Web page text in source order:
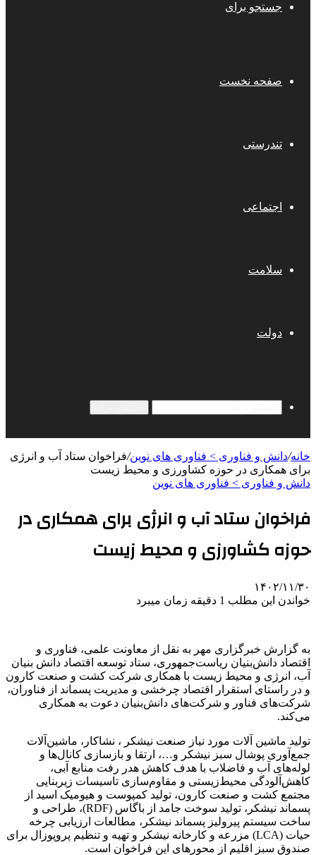
جستجو برای
صفحه نخست
تندرستی
اجتماعی
سلامت
دولت
خانه/دانش و فناوری > فناوری های نوین/فراخوان ستاد آب و انرژی
برای همکاری در حوزه کشاورزی و محیط زیست
دانش و فناوری > فناوری های نوین
فراخوان ستاد آب و انرژی برای همکاری در
حوزه کشاورزی و محیط زیست
۱۴۰۲/۱۱/۳۰
خواندن این مطلب 1 دقیقه زمان میبرد
به گزارش خبرگزاری مهر به نقل از معاونت علمی، فناوری و
اقتصاد دانش‌بنیان ریاست‌جمهوری، ستاد توسعه اقتصاد دانش بنیان
آب، انرژی و محیط زیست با همکاری شرکت کشت و صنعت کارون
و در راستای استقرار اقتصاد چرخشی و مدیریت پسماند از فناوران،
شرکت‌های فناور و شرکت‌های دانش‌بنیان دعوت به همکاری
می‌کند.
تولید ماشین آلات مورد نیاز صنعت نیشکر ، نشاکار، ماشین‌آلات
جمع‌آوری پوشال سبز نیشکر و…، ارتقا و بازسازی کانال‌ها و
لوله‌های آب و فاضلاب با هدف کاهش هدر رفت منابع آبی،
کاهش‌آلودگی محیط‌زیستی و مقاوم‌سازی تاسیسات زیربنایی
مجتمع کشت و صنعت کارون، تولید کمپوست و هیومیک اسید از
پسماند نیشکر، تولید سوخت جامد از باگاس (RDF)، طراحی و
ساخت سیستم پیرولیز پسماند نیشکر، مطالعات ارزیابی چرخه
حیات (LCA) مزرعه و کارخانه نیشکر و تهیه و تنظیم پروپوزال برای
صندوق سبز اقلیم از محورهای این فراخوان است.